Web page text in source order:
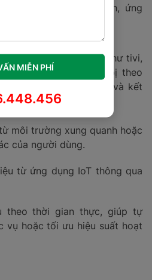
thiết bị thông minh, ứng
dùng.
sản phẩm vật lý như tivi,
nhiệt độ hay thiết bị theo
khả năng điện toán và kết
này có thể:
môi trường xung quanh hoặc
của người dùng.
từ ứng dụng IoT thông qua
theo thời gian thực, giúp tự
vụ hoặc tối ưu hiệu suất hoạt
MIỄN PHÍ